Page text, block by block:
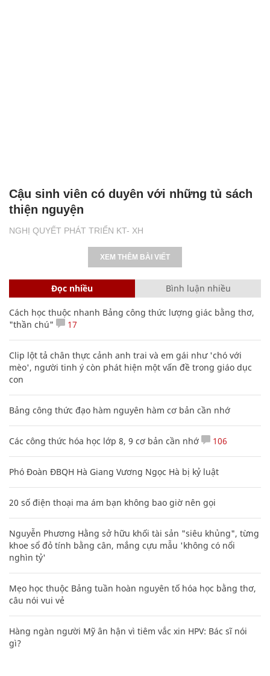
NGHỊ QUYẾT PHÁT TRIỂN KT- XH
Cậu sinh viên có duyên với những tủ sách
thiện nguyện
XEM THÊM BÀI VIẾT
Đọc nhiều Bình luận nhiều
Cách học thuộc nhanh Bảng công thức lượng giác bằng thơ,
"thần chú"
17
Clip lột tả chân thực cảnh anh trai và em gái như 'chó với
mèo', người tinh ý còn phát hiện một vấn đề trong giáo dục
con
Bảng công thức đạo hàm nguyên hàm cơ bản cần nhớ
Các công thức hóa học lớp 8, 9 cơ bản cần nhớ 106
Phó Đoàn ĐBQH Hà Giang Vương Ngọc Hà bị kỷ luật
20 số điện thoại ma ám bạn không bao giờ nên gọi
Nguyễn Phương Hằng sở hữu khối tài sản "siêu khủng", từng
khoe sổ đỏ tính bằng cân, mắng cựu mẫu 'không có nổi
nghìn tỷ'
Mẹo học thuộc Bảng tuần hoàn nguyên tố hóa học bằng thơ,
câu nói vui vẻ
Hàng ngàn người Mỹ ân hận vì tiêm vắc xin HPV: Bác sĩ nói
gì?